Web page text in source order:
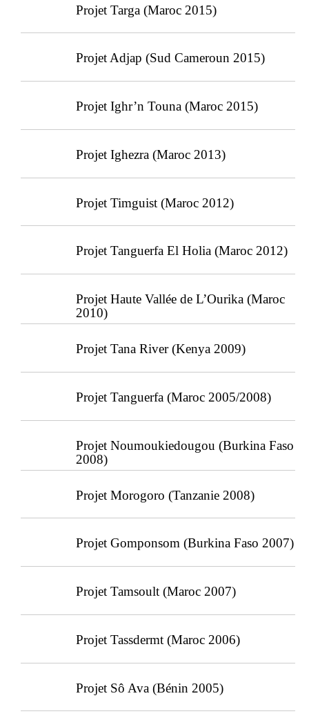
Projet Targa (Maroc 2015)
Projet Adjap (Sud Cameroun 2015)
Projet Ighr’n Touna (Maroc 2015)
Projet Ighezra (Maroc 2013)
Projet Timguist (Maroc 2012)
Projet Tanguerfa El Holia (Maroc 2012)
Projet Haute Vallée de L’Ourika (Maroc
2010)
Projet Tana River (Kenya 2009)
Projet Tanguerfa (Maroc 2005/2008)
Projet Noumoukiedougou (Burkina Faso
2008)
Projet Morogoro (Tanzanie 2008)
Projet Gomponsom (Burkina Faso 2007)
Projet Tamsoult (Maroc 2007)
Projet Tassdermt (Maroc 2006)
Projet Sô Ava (Bénin 2005)